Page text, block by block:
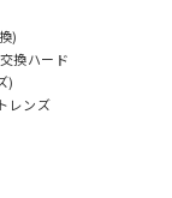
)
換ハード
)
レンズ